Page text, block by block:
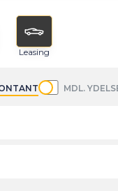
Leasing
MDL.